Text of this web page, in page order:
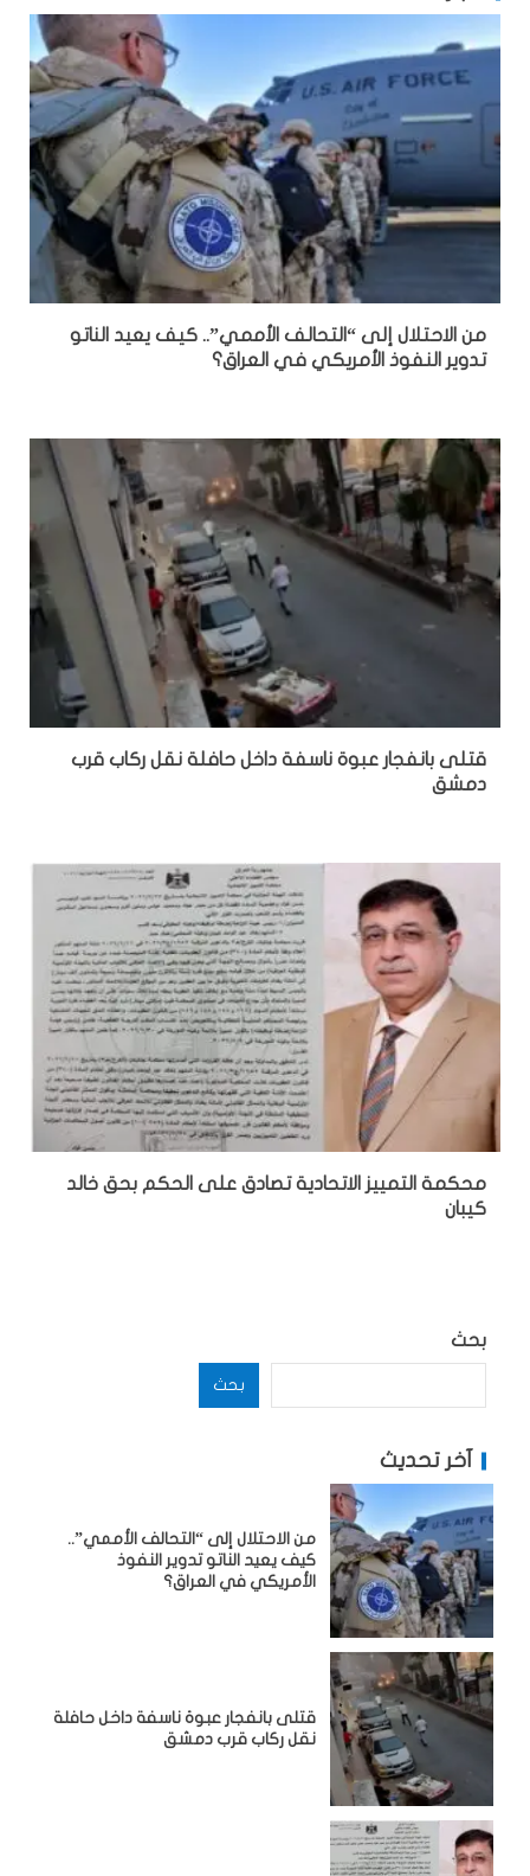
من الاحتلال إلى “التحالف الأممي”.. كيف يعيد الناتو
تدوير النفوذ الأمريكي في العراق؟
قتلى بانفجار عبوة ناسفة داخل حافلة نقل ركاب قرب
دمشق
محكمة التمييز الاتحادية تصادق على الحكم بحق خالد
كيبان
بحث
بحث
آخر تحديث
من الاحتلال إلى “التحالف الأممي”..
كيف يعيد الناتو تدوير النفوذ
الأمريكي في العراق؟
قتلى بانفجار عبوة ناسفة داخل حافلة
نقل ركاب قرب دمشق